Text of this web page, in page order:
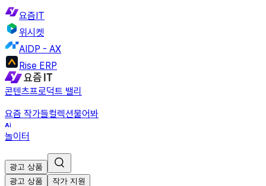
요즘IT
위시켓
AIDP - AX
Rise ERP
콘텐츠프로덕트 밸리
요즘 작가들컬렉션물어봐
놀이터
광고 상품
광고 상품
작가 지원